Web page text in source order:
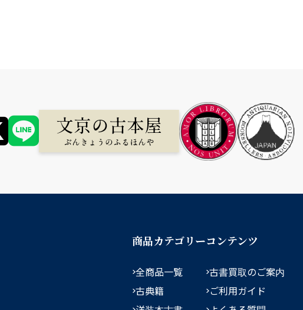
商品カテゴリー
全商品一覧
古典籍
コンテンツ
古書買取のご案内
ご利用ガイド